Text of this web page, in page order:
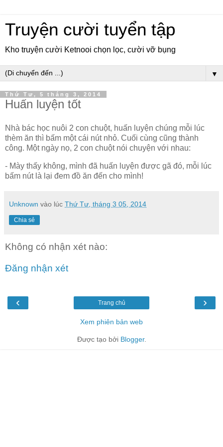
Truyện cười tuyển tập
Kho truyện cười Ketnooi chọn lọc, cười vỡ bụng
▼
Thứ Tư, 5 tháng 3, 2014
Huấn luyện tốt
Nhà bác học nuôi 2 con chuột, huấn luyện chúng mỗi lúc
thèm ăn thì bấm một cái nút nhỏ. Cuối cùng cũng thành
công. Một ngày nọ, 2 con chuột nói chuyện với nhau:
- Mày thấy không, mình đã huấn luyện được gã đó, mỗi lúc
bấm nút là lại đem đồ ăn đến cho mình!
Unknown vào lúc Thứ Tư, tháng 3 05, 2014
Chia sẻ
Không có nhận xét nào:
Đăng nhận xét
‹ ›
Trang chủ
Xem phiên bản web
Được tạo bởi Blogger.